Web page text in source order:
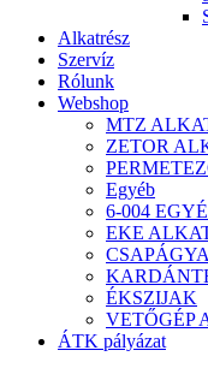
Alkatrész
Szervíz
Rólunk
Webshop
MTZ
ZETOR
Egyéb
6-004
EKE
ÉKSZIJAK
VETŐGÉP
ÁTK pályázat